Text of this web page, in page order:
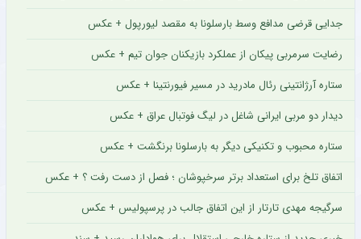
جدایی قرضی مدافع وسط بارسلونا به مقصد لیورپول + عکس
رضایت سرمربی پیکان از عملکرد بازیکنان جوان تیم + عکس
ستاره آرژانتینی رئال مادرید در مسیر فیورنتینا + عکس
دیدار دو مربی ایرانی شاغل در لیگ فوتبال عراق + عکس
ستاره محبوب و تکنیکی دیگر به بارسلونا برنگشت + عکس
اتفاق تلخ برای استعداد برتر سرخپوشان ؛ فصل از دست رفت ؟ + عکس
سرگیجه مهدی تارتار از این اتفاق جالب در پرسپولیس + عکس